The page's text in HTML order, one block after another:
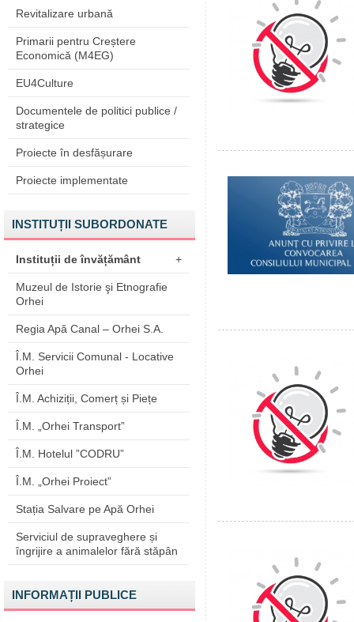
Revitalizare urbană
Primarii pentru Creștere
Economică (M4EG)
EU4Culture
Documentele de politici publice /
strategice
Proiecte în desfășurare
Proiecte implementate
INSTITUȚII SUBORDONATE
Instituții de învățământ +
Muzeul de Istorie şi Etnografie
Orhei
Regia Apă Canal – Orhei S.A.
Î.M. Servicii Comunal - Locative
Orhei
Î.M. Achiziții, Comerț și Piețe
Î.M. „Orhei Transport”
Î.M. Hotelul ”CODRU”
Î.M. „Orhei Proiect”
Stația Salvare pe Apă Orhei
Serviciul de supraveghere și
îngrijire a animalelor fără stăpân
INFORMAȚII PUBLICE